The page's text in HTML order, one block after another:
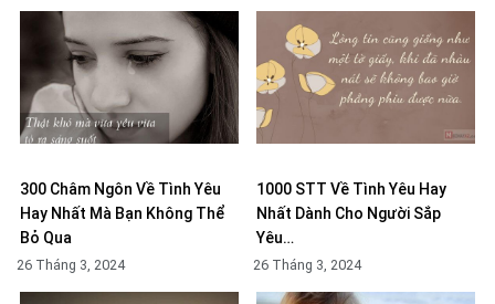
300 Châm Ngôn Về Tình Yêu
Hay Nhất Mà Bạn Không Thể
Bỏ Qua
26 Tháng 3, 2024
1000 STT Về Tình Yêu Hay
Nhất Dành Cho Người Sắp
Yêu…
26 Tháng 3, 2024